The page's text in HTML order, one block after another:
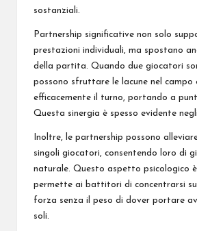
sostanziali.
Partnership significative non solo
prestazioni individuali, ma spostano
della partita. Quando due giocatori
possono sfruttare le lacune nel campo
efficacemente il turno, portando a
Questa sinergia è spesso evidente
Inoltre, le partnership possono
singoli giocatori, consentendo loro di
naturale. Questo aspetto psicologico
permette ai battitori di concentrarsi
forza senza il peso di dover portare
soli.